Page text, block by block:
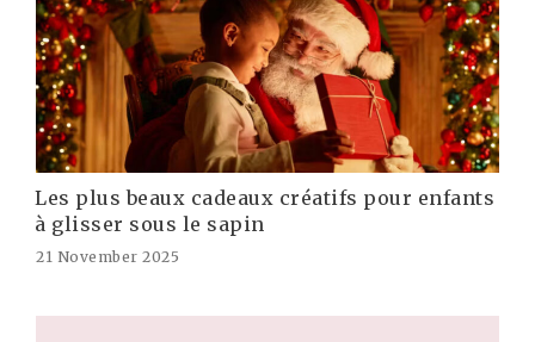
Les plus beaux cadeaux créatifs pour enfants
à glisser sous le sapin
21 November 2025